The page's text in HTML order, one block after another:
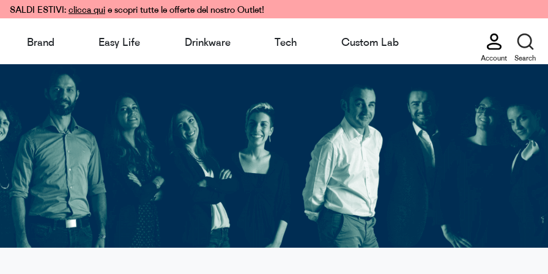
SALDI ESTIVI: clicca qui e scopri tutte le offerte del nostro Outlet!
Brand Easy Life Drinkware Tech Custom Lab
Account Search